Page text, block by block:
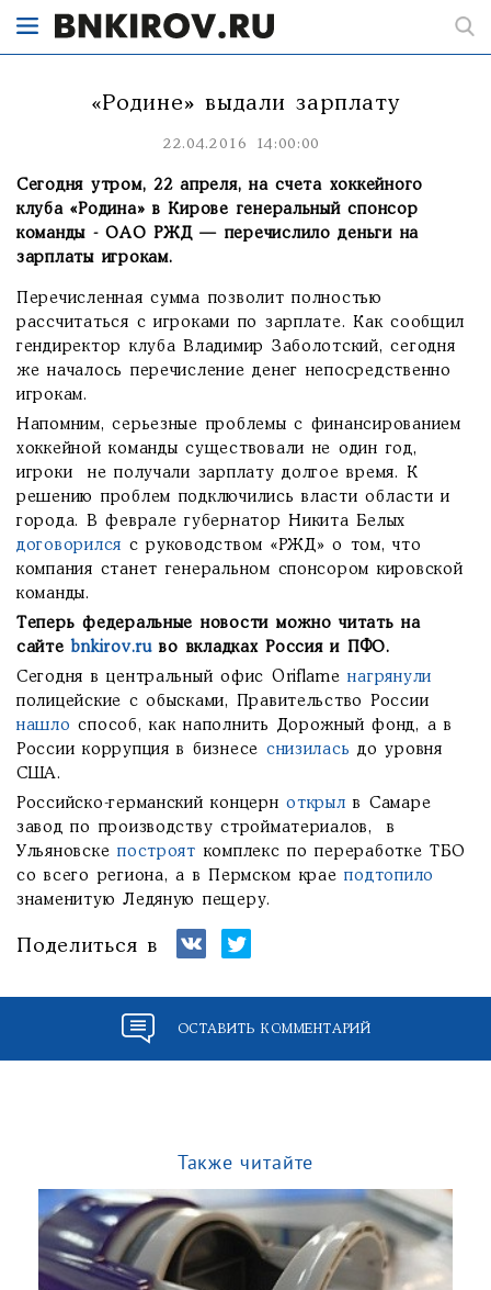
«Родине» выдали зарплату
22.04.2016 14:00:00
Сегодня утром, 22 апреля, на счета хоккейного
клуба «Родина» в Кирове генеральный спонсор
команды - ОАО РЖД — перечислило деньги на
зарплаты игрокам.
Перечисленная сумма позволит полностью
рассчитаться с игроками по зарплате. Как сообщил
гендиректор клуба Владимир Заболотский, сегодня
же началось перечисление денег непосредственно
игрокам.
Напомним, серьезные проблемы с финансированием
хоккейной команды существовали не один год,
игроки не получали зарплату долгое время. К
решению проблем подключились власти области и
города. В феврале губернатор Никита Белых
договорился с руководством «РЖД» о том, что
компания станет генеральном спонсором кировской
команды.
Теперь федеральные новости можно читать на
сайтеbnkirov.ruво вкладках Россия и ПФО.
Сегодня в центральный офис Oriflameнагрянули
полицейские с обысками, Правительство России
нашло способ, как наполнить Дорожный фонд, а в
России коррупция в бизнесе снизилась до уровня
США.
Российско-германский концерноткрыл в Самаре
завод по производству стройматериалов, в
Ульяновскепостроят комплекс по переработке ТБО
со всего региона, а в Пермском краеподтопило
знаменитую Ледяную пещеру.
Поделиться в
ОСТАВИТЬ КОММЕНТАРИЙ
Также читайте